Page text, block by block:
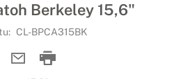
Berkeley 15,6"
CL-BPCA315BK